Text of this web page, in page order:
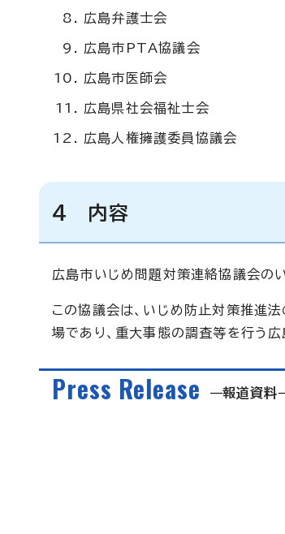
広島弁護士会
広島市PTA協議会
広島市医師会
広島県社会福祉士会
広島人権擁護委員協議会
4 内容
広島市いじめ問題対策連絡協議会の
この協議会は、いじめ防止対策推進
場であり、重大事態の調査等を行う
Press Release 報道資料